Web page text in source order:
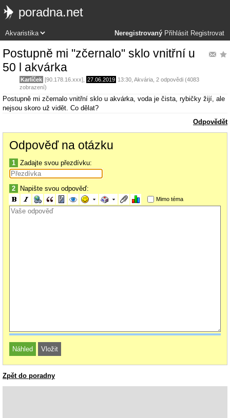
poradna.net
Neregistrovaný Přihlásit Registrovat
Postupně mi "zčernalo" sklo vnitřní u
50 l akvárka
Karlíček [90.178.16.xxx], 27.06.2019 13:30 Akvária , 2 odpovědi (4083
zobrazení)
Postupně mi zčernalo vnitřní sklo u akvárka, voda je čista, rybičky žijí, ale
nejsou skoro už vidět. Co dělat?
Odpovědět
Odpověď na otázku
1 Zadajte svou přezdívku:
2 Napište svou odpověď:
Mimo téma
Zpět do poradny